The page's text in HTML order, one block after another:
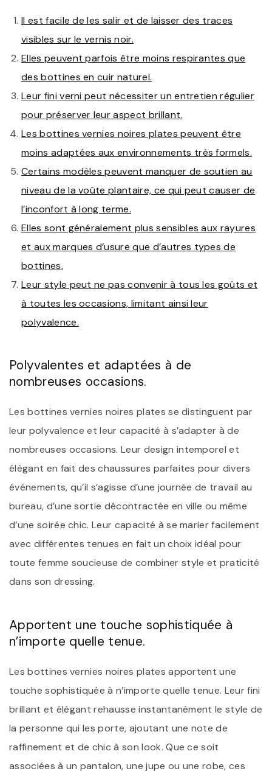
Il est facile de les salir et de laisser des traces
visibles sur le vernis noir.
Elles peuvent parfois être moins respirantes que
des bottines en cuir naturel.
Leur fini verni peut nécessiter un entretien régulier
pour préserver leur aspect brillant.
Les bottines vernies noires plates peuvent être
moins adaptées aux environnements très formels.
Certains modèles peuvent manquer de soutien au
niveau de la voûte plantaire, ce qui peut causer de
l’inconfort à long terme.
Elles sont généralement plus sensibles aux rayures
et aux marques d’usure que d’autres types de
bottines.
Leur style peut ne pas convenir à tous les goûts et
à toutes les occasions, limitant ainsi leur
polyvalence.
Polyvalentes et adaptées à de
nombreuses occasions.
Les bottines vernies noires plates se distinguent par
leur polyvalence et leur capacité à s’adapter à de
nombreuses occasions. Leur design intemporel et
élégant en fait des chaussures parfaites pour divers
événements, qu’il s’agisse d’une journée de travail au
bureau, d’une sortie décontractée en ville ou même
d’une soirée chic. Leur capacité à se marier facilement
avec différentes tenues en fait un choix idéal pour
toute femme soucieuse de combiner style et praticité
dans son dressing.
Apportent une touche sophistiquée à
n’importe quelle tenue.
Les bottines vernies noires plates apportent une
touche sophistiquée à n’importe quelle tenue. Leur fini
brillant et élégant rehausse instantanément le style de
la personne qui les porte, ajoutant une note de
raffinement et de chic à son look. Que ce soit
associées à un pantalon, une jupe ou une robe, ces